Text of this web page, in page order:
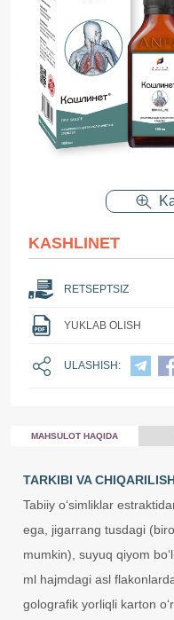
KASHLINET
RETSEPTSIZ
YUKLAB OLISH
ULASHISH:
MAHSULOT HAQIDA
TARKIBI VA
Tabiiy o‘simliklar
ega, jigarrang tusdagi
mumkin), suyuq qiyom
ml hajmdagi asl
golografik yorliqli karton